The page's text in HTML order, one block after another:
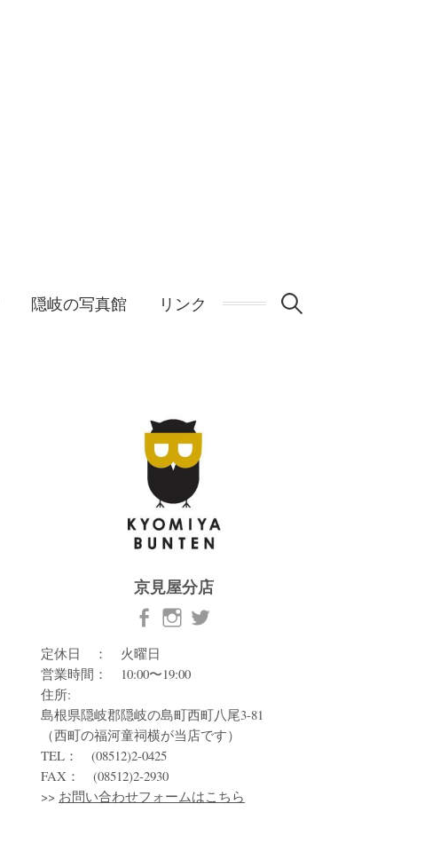
隠岐の写真館 リンク 検
京見屋分店
定休日 ： 火曜日
営業時間： 10:00〜19:00
住所:
島根県隠岐郡隠岐の島町西町八尾3-81
（西町の福河童祠横が当店です）
TEL： (08512)2-0425
FAX： (08512)2-2930
>> お問い合わせフォームはこちら